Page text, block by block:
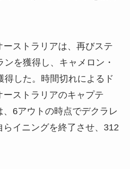
ストラリアは、再びステ
ンを獲得し、キャメロン・
得した。時間切れによるド
ーストラリアのキャプテ
6アウトの時点でデクラレ
イニングを終了させ、312